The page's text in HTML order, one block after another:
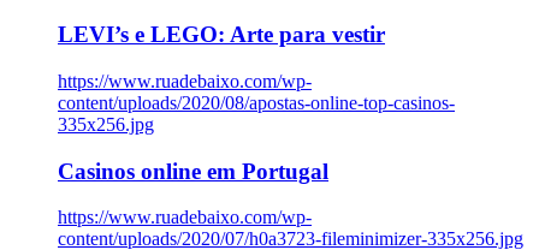
LEVI’s e LEGO: Arte para vestir
https://www.ruadebaixo.com/wp-
content/uploads/2020/08/apostas-online-top-casinos-
335x256.jpg
Casinos online em Portugal
https://www.ruadebaixo.com/wp-
content/uploads/2020/07/h0a3723-fileminimizer-335x256.jpg